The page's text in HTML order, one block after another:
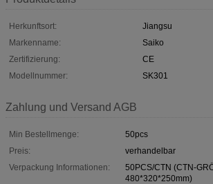
Herkunftsort:
Jiangsu
Markenname:
Saiko
Zertifizierung:
CE
Modellnummer:
SK301
Zahlung und Versand AGB
Min Bestellmenge:
50pcs
Preis:
verhandelbar
Verpackung Informationen:
50PCS/CTN (CTN-
480*320*250mm)